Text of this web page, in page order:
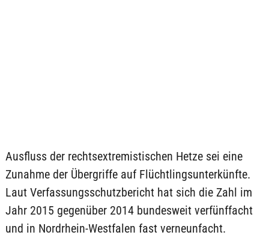
Ausfluss der rechtsextremistischen Hetze sei eine
Zunahme der Übergriffe auf Flüchtlingsunterkünfte.
Laut Verfassungsschutzbericht hat sich die Zahl im
Jahr 2015 gegenüber 2014 bundesweit verfünffacht
und in Nordrhein-Westfalen fast verneunfacht.